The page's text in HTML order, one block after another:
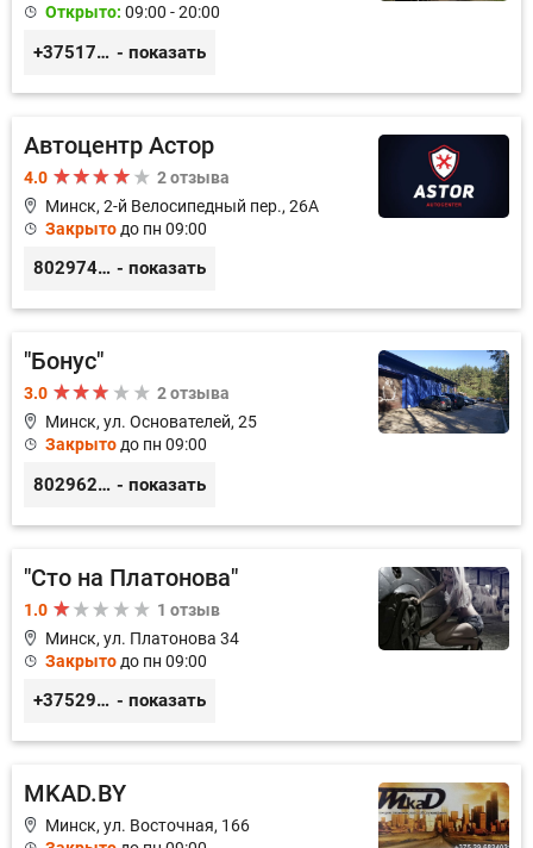
Открыто: 09:00 - 20:00
+375172074280 - показать
Автоцентр Астор
4.0
2 отзыва
Минск, 2-й Велосипедный пер., 26А
Закрыто до пн 09:00
80297417788 - показать
"Бонус"
3.0
2 отзыва
Минск, ул. Основателей, 25
Закрыто до пн 09:00
80296238800 - показать
"Сто на Платонова"
1.0
1 отзыв
Минск, ул. Платонова 34
Закрыто до пн 09:00
+375296366367, +375298786497 - показать
MKAD.BY
Минск, ул. Восточная, 166